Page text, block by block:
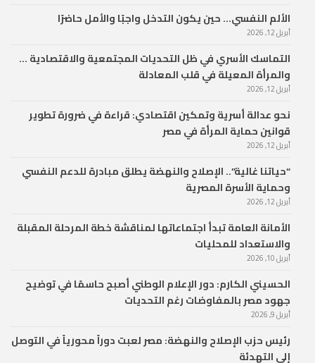
الألم النفسي… حين يكون التدخل واجبًا والأمل حاضرًا
أبريل 12, 2026
التماسك الأسري في ظل التحديات المجتمعية والاقتصادية …
والمرأة المعيلة في قلب المعادلة
أبريل 12, 2026
نحو عدالة أسرية وتمكين اقتصادي: قراءة في ضرورة تطوير
قوانين حماية المرأة في مصر
أبريل 12, 2026
“حياتنا غالية”.. الإصلاح والنهضة يطلق مبادرة للدعم النفسي
وحماية الأسرة المصرية
أبريل 12, 2026
الأمانة العامة تبدأ اجتماعاتها لمناقشة خطة المرحلة المقبلة
والاستعداد للمحليات
أبريل 10, 2026
الحسيني الكارم: دور الإعلام الوطني أصبح حاسمًا في توضيح
جهود مصر بالمفاوضات رغم التحديات
أبريل 9, 2026
رئيس حزب الإصلاح والنهضة: مصر لعبت دوراً محورياً في التوصل
إلى التهدئة